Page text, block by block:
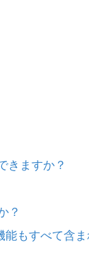
きますか？
？
もすべて含